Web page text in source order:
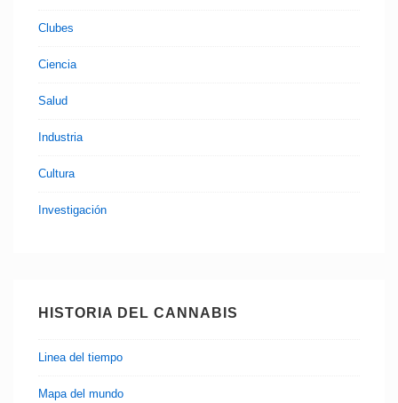
Clubes
Ciencia
Salud
Industria
Cultura
Investigación
HISTORIA DEL CANNABIS
Linea del tiempo
Mapa del mundo